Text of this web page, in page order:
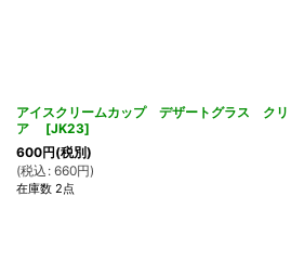
アイスクリームカップ デザートグラス クリ
ア
[JK23]
600円(税別)
(税込 : 660円)
在庫数 2点